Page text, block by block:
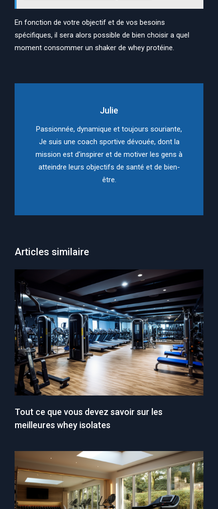
En fonction de votre objectif et de vos besoins
spécifiques, il sera alors possible de bien choisir a quel
moment consommer un shaker de whey protéine.
Julie
Passionnée, dynamique et toujours souriante,
Je suis une coach sportive dévouée, dont la
mission est d'inspirer et de motiver les gens à
atteindre leurs objectifs de santé et de bien-
être.
Articles similaire
Tout ce que vous devez savoir sur les
meilleures whey isolates